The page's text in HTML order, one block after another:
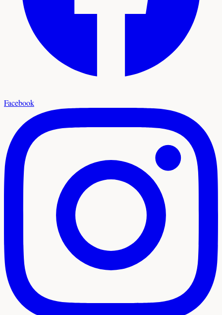
Facebook